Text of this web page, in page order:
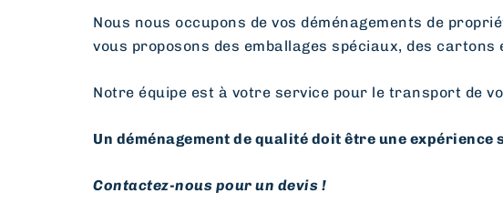
Nous nous occupons de vos déménagements de
vous proposons des emballages spéciaux, des cartons
Notre équipe est à votre service pour le transport de
Un déménagement de qualité doit être une
Contactez-nous pour un devis !